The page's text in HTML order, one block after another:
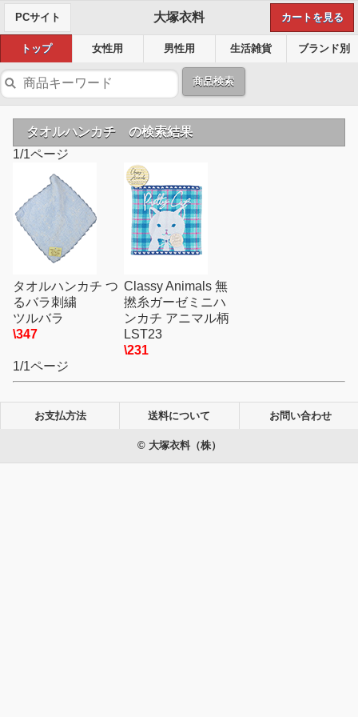
PCサイト 大塚衣料 カートを見る
トップ 女性用 男性用 生活雑貨 ブランド別
商品検索
タオルハンカチ の検索結果
1/1ページ
タオルハンカチ つ
るバラ刺繍
ツルバラ
\347
Classy Animals 無
撚糸ガーゼミニハ
ンカチ アニマル柄
LST23
\231
1/1ページ
お支払方法 送料について お問い合わせ
© 大塚衣料（株）